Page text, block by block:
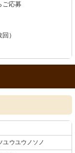
ご応募
）
ユウユウノソノ